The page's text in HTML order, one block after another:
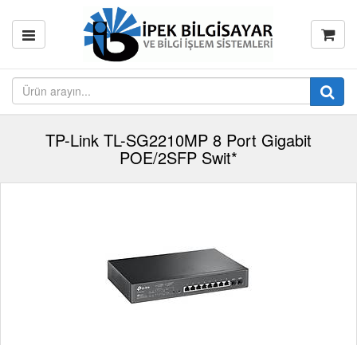
TP-Link TL-SG2210MP 8 Port Gigabit
POE/2SFP Swit*